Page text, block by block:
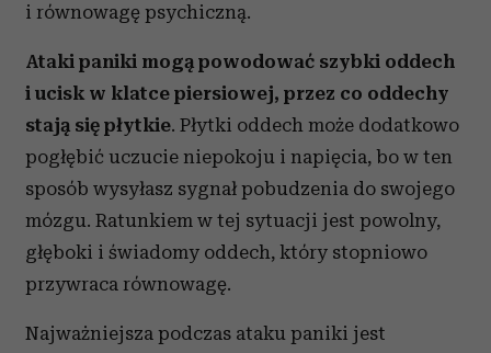
i równowagę psychiczną.
Ataki paniki mogą powodować szybki oddech
i ucisk w klatce piersiowej, przez co oddechy
stają się płytkie. Płytki oddech może dodatkowo
pogłębić uczucie niepokoju i napięcia, bo w ten
sposób wysyłasz sygnał pobudzenia do swojego
mózgu. Ratunkiem w tej sytuacji jest powolny,
głęboki i świadomy oddech, który stopniowo
przywraca równowagę.
Najważniejsza podczas ataku paniki jest